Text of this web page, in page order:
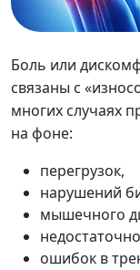
Боль или
связаны с
многих случаях
на фоне:
перегрузок,
нарушений
мышечного
ошибок в